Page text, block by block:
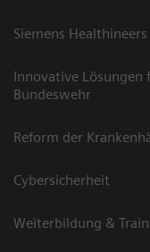
Siemens
Innovative Lösungen
Bundeswehr
Reform der
Cybersicherheit
Weiterbildung &